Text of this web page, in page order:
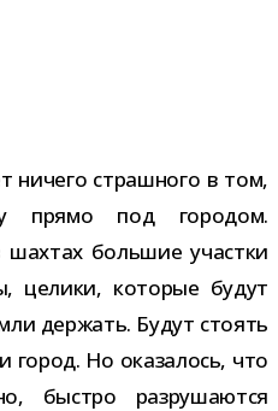
ничего страш­ного в том,
прямо под горо­дом.
шах­тах боль­шие участки
целики, кото­рые будут
дер­жать. Будут сто­ять
город. Но ока­за­лось, что
быстро раз­ру­ша­ются